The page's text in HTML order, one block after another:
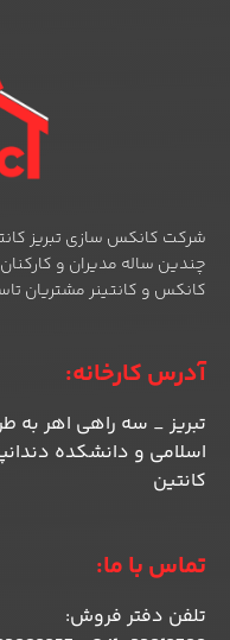
چندین ساله مدیران و
کانکس و کانتینر مشتریان
آدرس کارخانه:
تبریز _ سه راهی اهر به
اسلامی و دانشکده
کانتین
تماس با ما:
تلفن دفتر فروش: